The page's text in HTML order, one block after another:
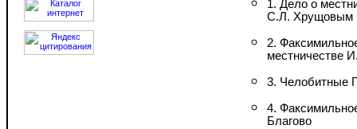
1. Дело о
С.Л. Хрущовым
2.
местничестве
3. Челобитные
4.
Благово